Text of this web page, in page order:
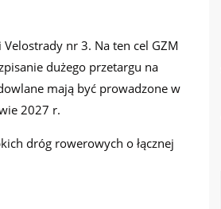
nr 3. Na ten cel GZM
dużego przetargu na
mają być prowadzone w
2027 r.
dróg rowerowych o łącznej